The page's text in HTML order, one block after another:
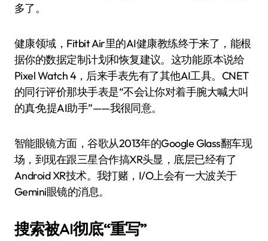
多了。
健康领域，Fitbit Air里的AI健康教练终于来了，能根
据你的数据定制计划和恢复建议。这功能原本说给
Pixel Watch 4，后来手表先有了其他AI工具。CNET
的同行评价那块手表是“不会让你对着手腕大喊大叫
的真·免提AI助手”——我很同意。
智能眼镜方面，谷歌从2013年的Google Glass翻车现
场，到现在跟三星合作搞XR头显，底层已经有了
Android XR技术。我打赌，I/O上会有一大波关于
Gemini眼镜的消息。
搜索被AI彻底“重写”